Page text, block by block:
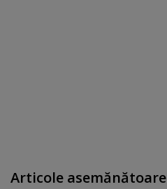
Articole asemănătoare